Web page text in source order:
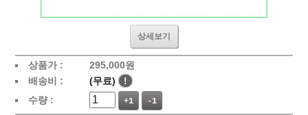
상세보기
상품가 :
295,000원
배송비 :
(무료)
!
수량 :
+1 -1